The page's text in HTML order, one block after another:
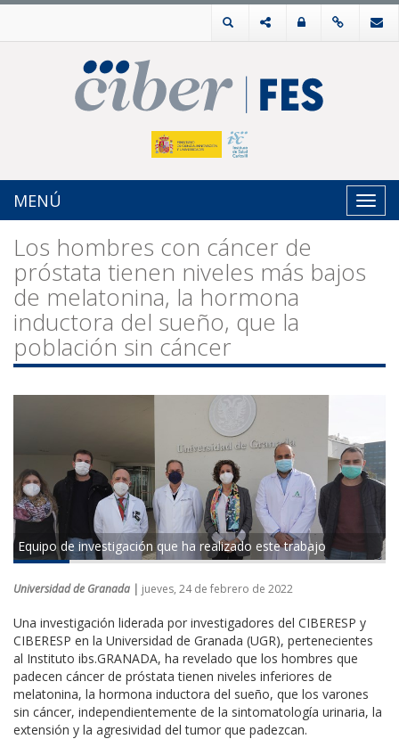
MENÚ
Los hombres con cáncer de
próstata tienen niveles más bajos
de melatonina, la hormona
inductora del sueño, que la
población sin cáncer
Equipo de investigación que ha realizado este trabajo
Universidad de Granada | jueves, 24 de febrero de 2022
Una investigación liderada por investigadores del CIBERESP y
CIBERESP en la Universidad de Granada (UGR), pertenecientes
al Instituto ibs.GRANADA, ha revelado que los hombres que
padecen cáncer de próstata tienen niveles inferiores de
melatonina, la hormona inductora del sueño, que los varones
sin cáncer, independientemente de la sintomatología urinaria, la
extensión y la agresividad del tumor que padezcan.